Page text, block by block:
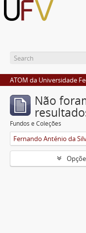
ATOM da Universidade
Não
Fundos e Coleções
Fernando Anténio da